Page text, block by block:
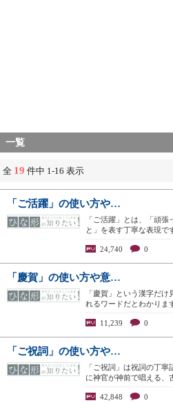
一覧
全 19 件中 1-16 表示
「ご活躍」の使い方や…
「ご活躍」とは、「頑
と」を表す丁寧な表現で
24,740 0
「慶賀」の使い方や意…
「慶賀」という漢字だ
れるワードだとわかりま
11,239 0
「ご祝詞」の使い方や…
「ご祝詞」は祝詞の丁
に神官が神前で唱える、
42,848 0